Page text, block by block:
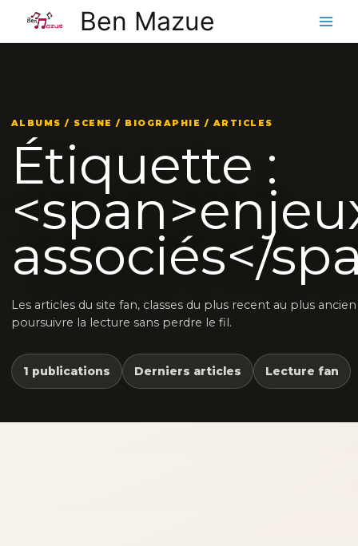
contenu
Ben Mazue
ALBUMS / SCENE / BIOGRAPHIE / ARTICLES
Étiquette :
associés</
Les articles du site fan, classes du plus recent au plus
poursuivre la lecture sans perdre le fil.
1 publications Derniers articles Lecture fan